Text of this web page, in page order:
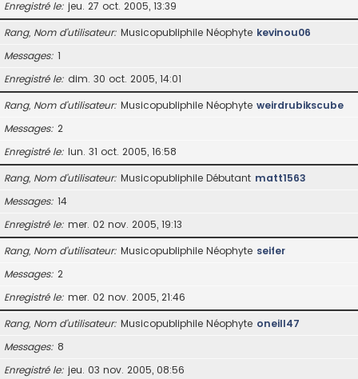
Enregistré le jeu. 27 oct. 2005, 13:39
Rang, Nom d’utilisateur Musicopubliphile Néophyte kevinou06
Messages 1
Enregistré le dim. 30 oct. 2005, 14:01
Rang, Nom d’utilisateur Musicopubliphile Néophyte weirdrubikscube
Messages 2
Enregistré le lun. 31 oct. 2005, 16:58
Rang, Nom d’utilisateur Musicopubliphile Débutant matt1563
Messages 14
Enregistré le mer. 02 nov. 2005, 19:13
Rang, Nom d’utilisateur Musicopubliphile Néophyte seifer
Messages 2
Enregistré le mer. 02 nov. 2005, 21:46
Rang, Nom d’utilisateur Musicopubliphile Néophyte oneill47
Messages 8
Enregistré le jeu. 03 nov. 2005, 08:56